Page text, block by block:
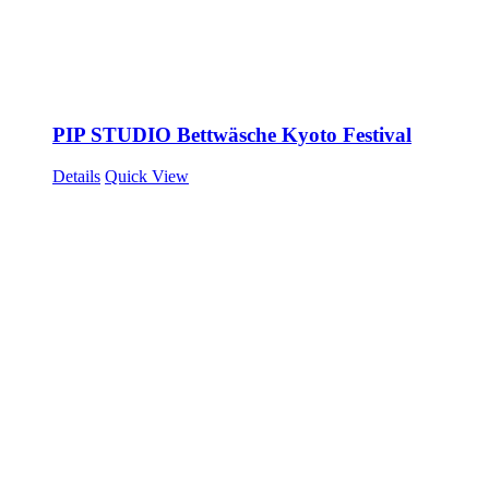
PIP STUDIO Bettwäsche Kyoto Festival
Details Quick View